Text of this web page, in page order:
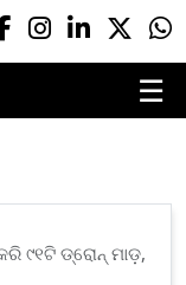
☰
୯୧ଟି ଡ୍ରୋନ୍ ମାଡ଼,